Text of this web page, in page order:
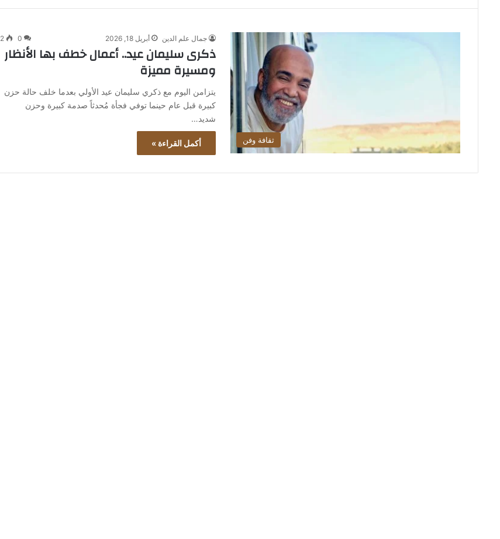
ثقافة وفن
جمال علم الدين أبريل 18, 2026 0
2
ذكرى سليمان عيد.. أعمال خطف بها الأنظار
ومسيرة مميزة
يتزامن اليوم مع ذكري سليمان عيد الأولي بعدما خلف حالة حزن
كبيرة قبل عام حينما توفي فجأة مُحدثاً صدمة كبيرة وحزن
شديد…
أكمل القراءة »